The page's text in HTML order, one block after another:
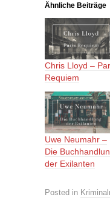
Ähnliche Beiträge
Chris Lloyd –
Requiem
Uwe Neumahr –
Die
der Exilanten
Posted in